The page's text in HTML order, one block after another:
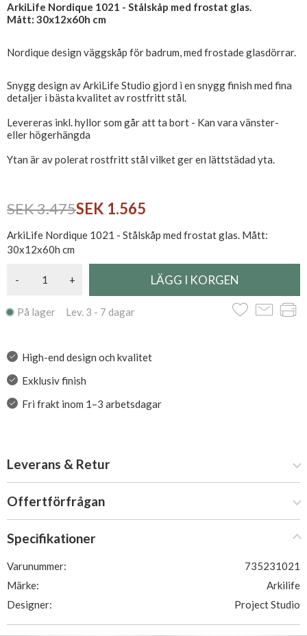
ArkiLife Nordique 1021 - Stålskåp med frostat glas.
Mått: 30x12x60h cm
Nordique design väggskåp för badrum, med frostade glasdörrar.
Snygg design av ArkiLife Studio gjord i en snygg finish med fina
detaljer i bästa kvalitet av rostfritt stål.
Levereras inkl. hyllor som går att ta bort - Kan vara vänster-
eller högerhängda
Ytan är av polerat rostfritt stål vilket ger en lättstädad yta.
SEK 3.475SEK 1.565
ArkiLife Nordique 1021 - Stålskåp med frostat glas. Mått:
30x12x60h cm
- +
På lager Lev. 3 - 7 dagar
High-end design och kvalitet
Exklusiv finish
Fri frakt inom 1–3 arbetsdagar
Leverans & Retur
Offertförfrågan
Specifikationer
Varunummer:
735231021
Märke:
Arkilife
Designer:
Project Studio